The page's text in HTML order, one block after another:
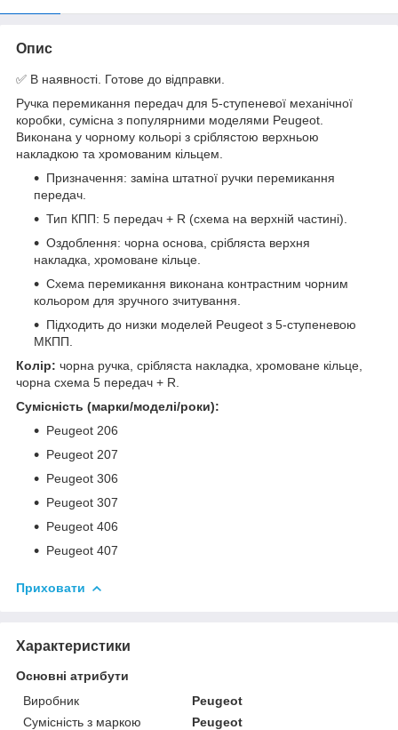
Опис
✅ В наявності. Готове до відправки.
Ручка перемикання передач для 5-ступеневої механічної
коробки, сумісна з популярними моделями Peugeot.
Виконана у чорному кольорі з сріблястою верхньою
накладкою та хромованим кільцем.
Призначення: заміна штатної ручки перемикання
передач.
Тип КПП: 5 передач + R (схема на верхній частині).
Оздоблення: чорна основа, срібляста верхня
накладка, хромоване кільце.
Схема перемикання виконана контрастним чорним
кольором для зручного зчитування.
Підходить до низки моделей Peugeot з 5-ступеневою
МКПП.
Колір: чорна ручка, срібляста накладка, хромоване кільце,
чорна схема 5 передач + R.
Сумісність (марки/моделі/роки):
Peugeot 206
Peugeot 207
Peugeot 306
Peugeot 307
Peugeot 406
Peugeot 407
Приховати
Характеристики
Основні атрибути
Виробник
Peugeot
Сумісність з маркою
Peugeot